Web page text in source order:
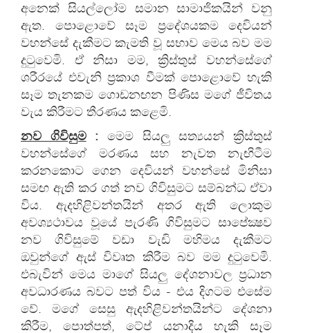
අනෙක් සියල්ලෝම සමාන සාමාජිකයින් වනු
ඇත. පොළොවේ සෑම ප්‍රදේශයකම දෙවියන්
වහන්සේ දැකීමට කැමති වූ සභාව මෙය බව මම
දුටුවෙමි. ඒ නිසා මම, ක්‍රිස්තුස් වහන්සේගේ
ශරීරයේ එවැනි ප්‍රකාශ වීමක් පොළොවේ හැකි
සෑම තැනකම ගොඩනඟන පිණිස මගේ ජීවිතය
වැය කිරීමට තීරණය කළෙමි.
නව ගිවිසුම:මෙම සියලු සත්‍යයන් ක්‍රිස්තුස්
වහන්සේගේ මරණය සහ නැවත නැඟිටීම
කරනකොට ගෙන දෙවියන් වහන්සේ මිනිසා
සමඟ ඇති කර ගත් නව ගිවිසුමට සම්බන්ධ ඒවා
විය. ඇදහිළිවන්තයින් අතර ඇති ලොකුම
අවශ්‍යථාවය වූයේ පැරණි ගිවිසුමට සාපේක්‍ෂව
නව ගිවිසුමේ වඩා වැඩි මහිමය දැකීමට
ඔවුන්ගේ ඇස් විවෘත කිරීම බව මම දුටුවෙමි.
එබැවින් මෙය මාගේ සියලු දේශනාවල ප්‍රධාන
අවධාරණය බවට පත් විය - එය දිගටම එසේම
වේ. මගේ සෙසු ඇදහිළිවන්තයින්ට දේශනා
කිරීම, පොත්පත්, ටේප් යනාදිය හැකි සෑම